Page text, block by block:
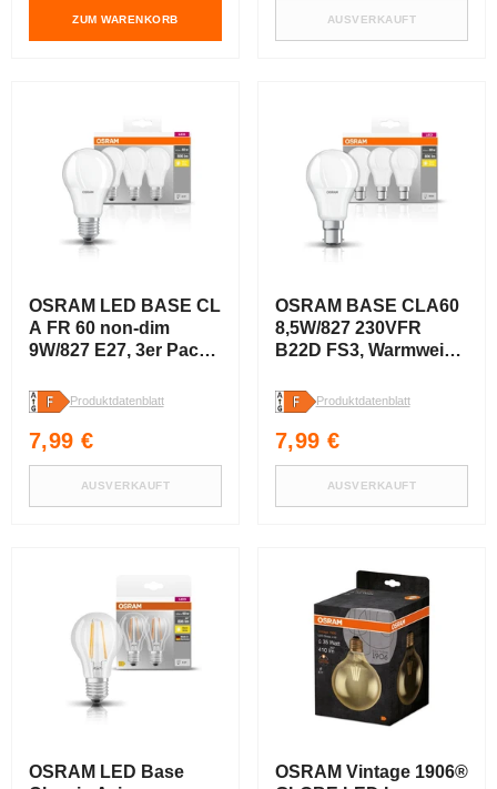
ZUM WARENKORB AUSVERKAUFT
OSRAM LED BASE CL
A FR 60 non-dim
9W/827 E27, 3er Pack ,
Produktdatenblatt
Normaler
Preis
7,99 €
AUSVERKAUFT
OSRAM BASE CLA60
8,5W/827 230VFR
B22D FS3, Warmweiß,
Produktdatenblatt
Normaler
Preis
7,99 €
AUSVERKAUFT
OSRAM LED Base
OSRAM Vintage 1906®